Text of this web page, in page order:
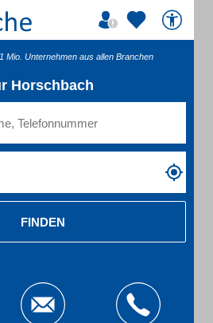
Mio. Unternehmen aus allen Branchen
Horschbach
FINDEN